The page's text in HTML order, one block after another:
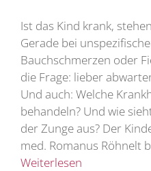
Ist das Kind krank,
Gerade bei
Bauchschmerzen oder
die Frage: lieber
Und auch: Welche
behandeln? Und wie
der Zunge aus? Der
med. Romanus Röhnelt
Weiterlesen